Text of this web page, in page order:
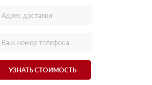
УЗНАТЬ СТОИМОСТЬ